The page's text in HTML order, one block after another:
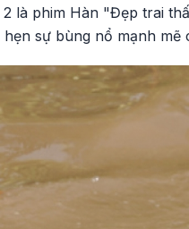
là phim Hàn "Đẹp trai
sự bùng nổ mạnh mẽ